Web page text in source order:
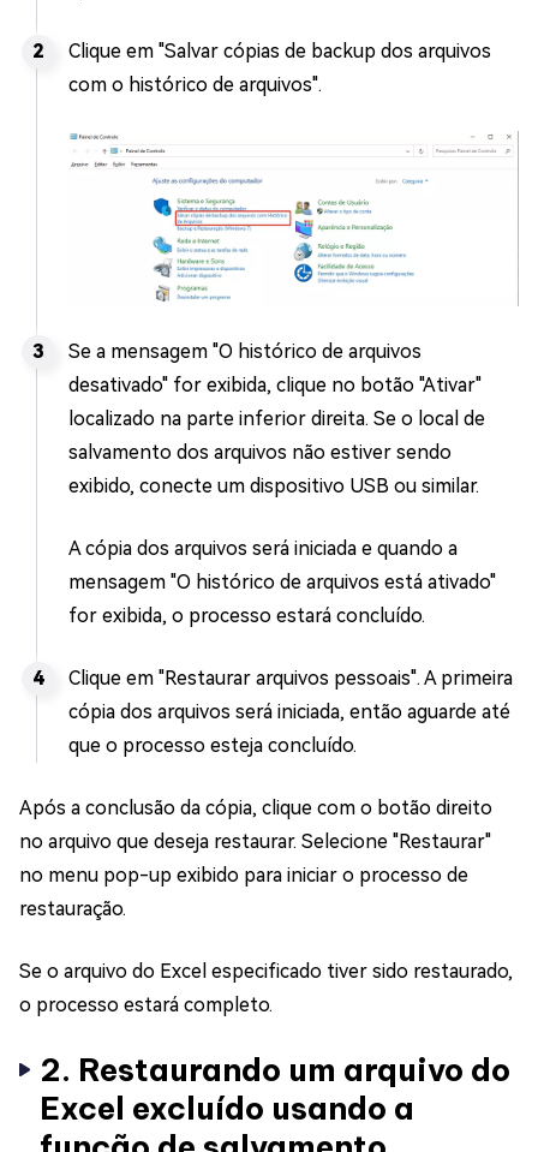
Clique em "Salvar cópias de backup dos arquivos
com o histórico de arquivos".
Se a mensagem "O histórico de arquivos
desativado" for exibida, clique no botão "Ativar"
localizado na parte inferior direita. Se o local de
salvamento dos arquivos não estiver sendo
exibido, conecte um dispositivo USB ou similar.
A cópia dos arquivos será iniciada e quando a
mensagem "O histórico de arquivos está ativado"
for exibida, o processo estará concluído.
Clique em "Restaurar arquivos pessoais". A primeira
cópia dos arquivos será iniciada, então aguarde até
que o processo esteja concluído.
Após a conclusão da cópia, clique com o botão direito
no arquivo que deseja restaurar. Selecione "Restaurar"
no menu pop-up exibido para iniciar o processo de
restauração.
Se o arquivo do Excel especificado tiver sido restaurado,
o processo estará completo.
2. Restaurando um arquivo do
Excel excluído usando a